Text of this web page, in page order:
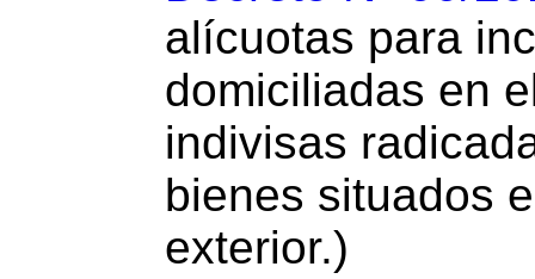
alícuotas para
domiciliadas en
indivisas
bienes situados
exterior.)